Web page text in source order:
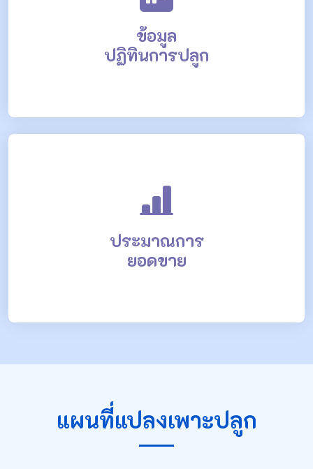
ข้อมูล
ปฏิทินการปลูก
ประมาณการ
ยอดขาย
แผนที่แปลงเพาะปลูก